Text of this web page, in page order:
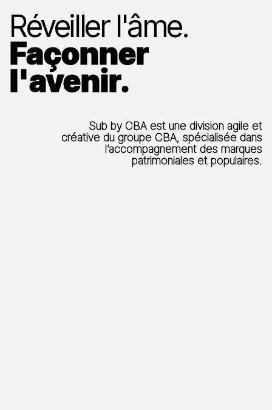
Réveiller l'âme.
Façonner
l'avenir.
Sub by CBA est une division agile et
créative du groupe CBA, spécialisée dans
l’accompagnement des marques
patrimoniales et populaires.